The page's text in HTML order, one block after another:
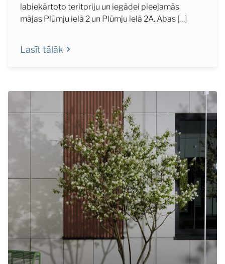
labiekārtoto teritoriju un iegādei pieejamās
mājas Plūmju ielā 2 un Plūmju ielā 2A. Abas […]
Lasīt tālāk